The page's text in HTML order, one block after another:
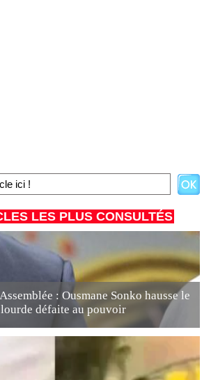
LES PLUS CONSULTÉS
: Ousmane Sonko hausse le
défaite au pouvoir